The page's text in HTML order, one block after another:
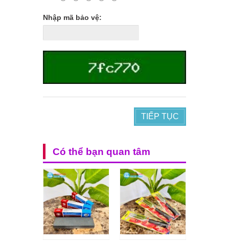
Nhập mã bảo vệ:
TIẾP TỤC
Có thể bạn quan tâm